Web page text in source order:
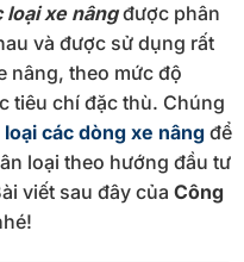
loại xe nângđược phân
và được sử dụng rất
nâng, theo mức độ
tiêu chí đặc thù. Chúng
loại các dòng xe nâng để
loại theo hướng đầu tư
viết sau đây của Công